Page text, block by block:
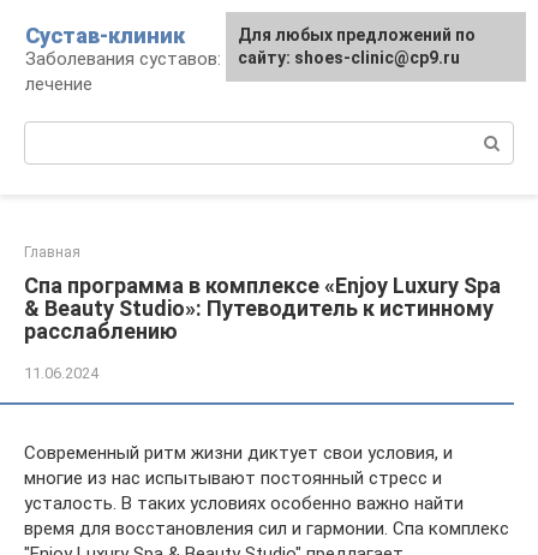
контенту
Сустав-клиник
Заболевания суставов: профилактика и
лечение
Главная
Спа программа в комплексе «Enjoy Luxury Spa
& Beauty Studio»: Путеводитель к истинному
расслаблению
11.06.2024
Современный ритм жизни диктует свои условия, и
многие из нас испытывают постоянный стресс и
усталость. В таких условиях особенно важно найти
время для восстановления сил и гармонии. Спа комплекс
Для любых предложений по
сайту: shoes-clinic@cp9.ru